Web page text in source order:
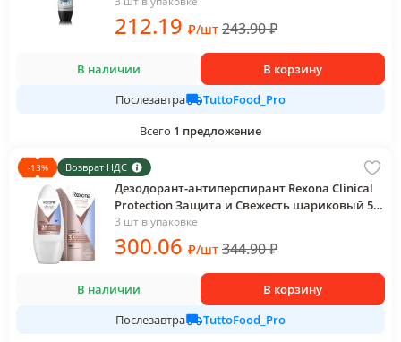
212.19 ₽/шт 243.90₽
В наличии
В корзину
Послезавтра
TuttoFood_Pro
Всего 1 предложение
-13% Возврат НДС
Дезодорант-антиперспирант Rexona Clinical
Protection Защита и Свежесть шариковый 50
мл., пластик
3 шт в упаковке
300.06 ₽/шт 344.90₽
В наличии
В корзину
Послезавтра
TuttoFood_Pro